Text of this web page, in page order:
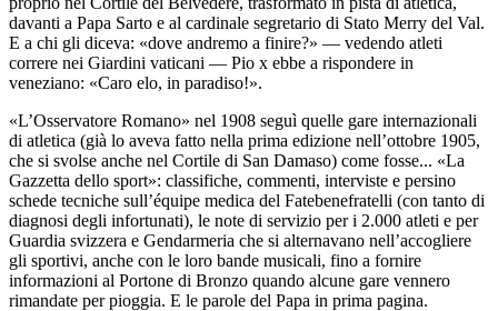
davanti a Papa Sarto e al cardinale segretario di Stato Merry del Val.
E a chi gli diceva: «dove andremo a finire?» — vedendo atleti
correre nei Giardini vaticani — Pio x ebbe a rispondere in
veneziano: «Caro elo, in paradiso!».
«L’Osservatore Romano» nel 1908 seguì quelle gare internazionali
di atletica (già lo aveva fatto nella prima edizione nell’ottobre 1905,
che si svolse anche nel Cortile di San Damaso) come fosse... «La
Gazzetta dello sport»: classifiche, commenti, interviste e persino
schede tecniche sull’équipe medica del Fatebenefratelli (con tanto di
diagnosi degli infortunati), le note di servizio per i 2.000 atleti e per
Guardia svizzera e Gendarmeria che si alternavano nell’accogliere
gli sportivi, anche con le loro bande musicali, fino a fornire
informazioni al Portone di Bronzo quando alcune gare vennero
rimandate per pioggia. E le parole del Papa in prima pagina.